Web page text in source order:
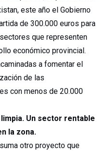
este año el Gobierno
de 300.000 euros para
que representen
económico provincial.
a fomentar el
de las
con menos de 20.000
Un sector rentable
la zona.
otro proyecto que